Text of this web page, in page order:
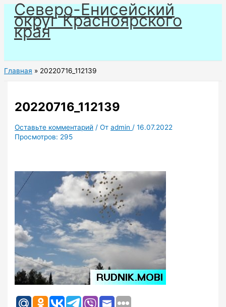
Перейти
содержимому
Северо-Енисейский
округ Красноярского
края
Главная 20220716_112139
20220716_112139
Оставьте комментарий / Отadmin /16.07.2022
Просмотров: 295